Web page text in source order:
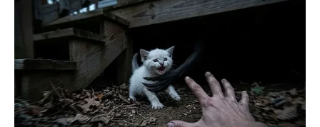
BASURAS
Implementarán aplicación
para denunciar regueros
de basura en tiempo real
en Ibagué